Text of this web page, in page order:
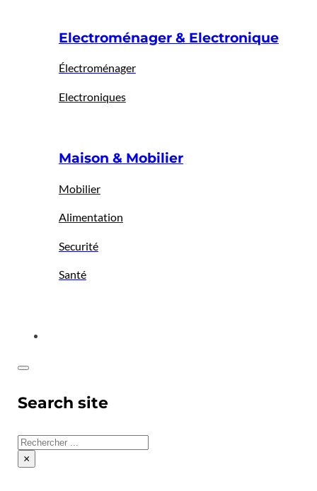
Electroménager & Electronique
Électroménager
Electroniques
Maison & Mobilier
Mobilier
Alimentation
Securité
Santé
Search site
Rechercher
×